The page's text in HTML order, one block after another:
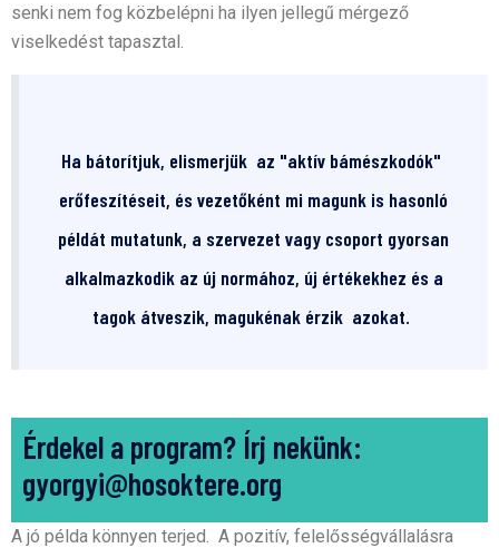
senki nem fog közbelépni ha ilyen jellegű mérgező
viselkedést tapasztal.
Ha bátorítjuk, elismerjük az "aktív bámészkodók"
erőfeszítéseit, és vezetőként mi magunk is hasonló
példát mutatunk, a szervezet vagy csoport gyorsan
alkalmazkodik az új normához, új értékekhez és a
tagok átveszik, magukénak érzik azokat.
Érdekel a program? Írj nekünk:
gyorgyi@hosoktere.org
A jó példa könnyen terjed. A pozitív, felelősségvállalásra